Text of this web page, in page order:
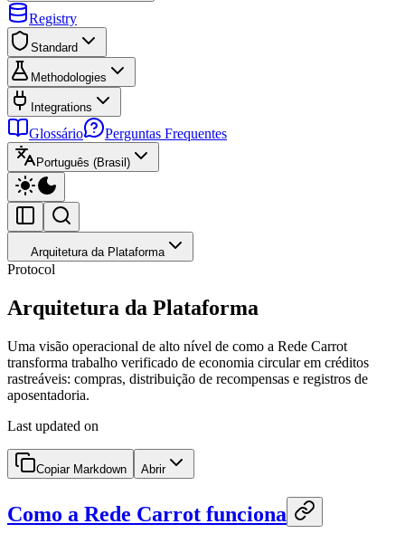
Registry
Standard
Methodologies
Integrations
Glossário Perguntas Frequentes
Português (Brasil)
Arquitetura da Plataforma
Protocol
Arquitetura da Plataforma
Uma visão operacional de alto nível de como a Rede Carrot
transforma trabalho verificado de economia circular em créditos
rastreáveis: compras, distribuição de recompensas e registros de
aposentadoria.
Last updated on
Copiar Markdown Abrir
Como a Rede Carrot funciona